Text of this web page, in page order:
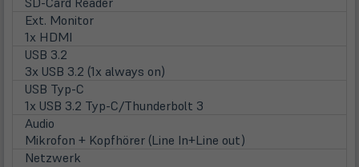
Ext. Monitor
1x HDMI
USB 3.2
3x USB 3.2 (1x always on)
USB Typ-C
1x USB 3.2 Typ-C/Thunderbolt 3
Audio
Mikrofon + Kopfhörer (Line In+Line out)
Netzwerk